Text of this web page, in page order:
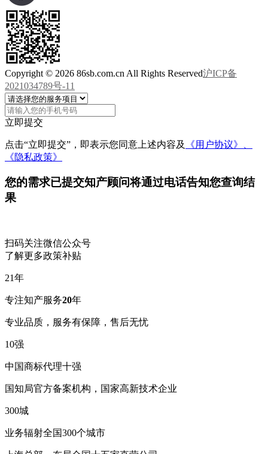
Copyright © 2026 86sb.com.cn All Rights Reserved沪ICP备
2021034789号-11
立即提交
点击“立即提交”，即表示您同意上述内容及
《用户协议》、
《隐私政策》
您的需求已提交知产顾问将通过电话告知您查询结
果
扫码关注微信公众号
了解更多政策补贴
21年
专注知产服务20年
专业品质，服务有保障，售后无忧
10强
中国商标代理十强
国知局官方备案机构，国家高新技术企业
300城
业务辐射全国300个城市